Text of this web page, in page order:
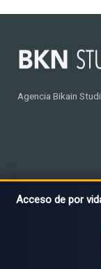
Agencia Bikain
Acceso de por